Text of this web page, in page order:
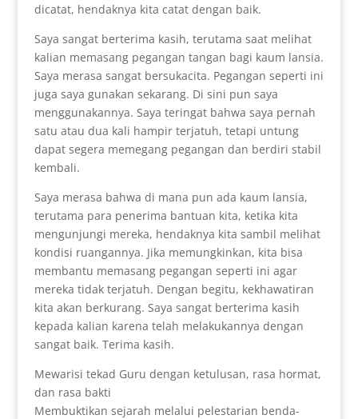
dicatat, hendaknya kita catat dengan baik.
Saya sangat berterima kasih, terutama saat melihat
kalian memasang pegangan tangan bagi kaum lansia.
Saya merasa sangat bersukacita. Pegangan seperti ini
juga saya gunakan sekarang. Di sini pun saya
menggunakannya. Saya teringat bahwa saya pernah
satu atau dua kali hampir terjatuh, tetapi untung
dapat segera memegang pegangan dan berdiri stabil
kembali.
Saya merasa bahwa di mana pun ada kaum lansia,
terutama para penerima bantuan kita, ketika kita
mengunjungi mereka, hendaknya kita sambil melihat
kondisi ruangannya. Jika memungkinkan, kita bisa
membantu memasang pegangan seperti ini agar
mereka tidak terjatuh. Dengan begitu, kekhawatiran
kita akan berkurang. Saya sangat berterima kasih
kepada kalian karena telah melakukannya dengan
sangat baik. Terima kasih.
Mewarisi tekad Guru dengan ketulusan, rasa hormat,
dan rasa bakti
Membuktikan sejarah melalui pelestarian benda-